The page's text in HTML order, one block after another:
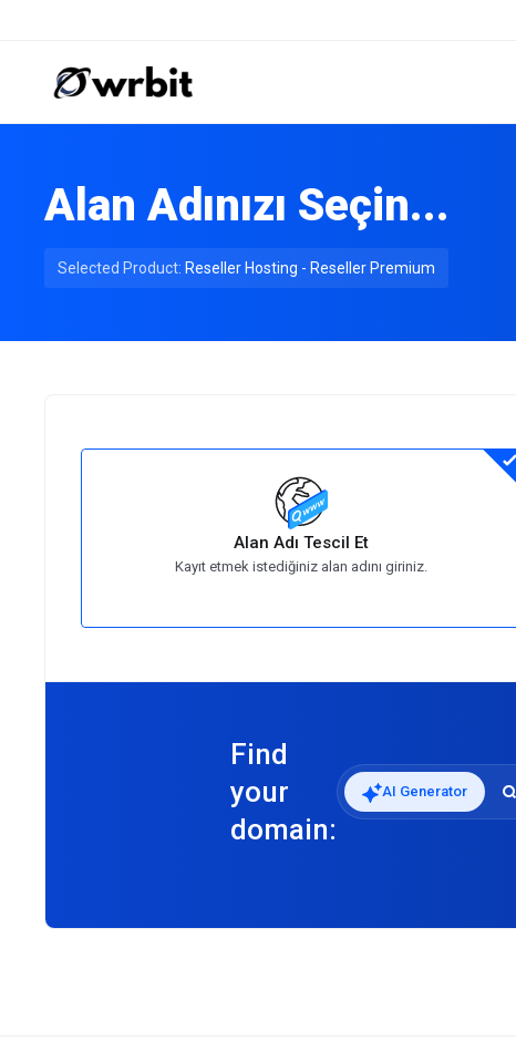
Alan Adınızı Seçin...
Selected Product: Reseller Hosting - Reseller Premium
Alan Adı Tescil Et
Kayıt etmek istediğiniz alan adını giriniz.
Find
your
domain:
AI Generator